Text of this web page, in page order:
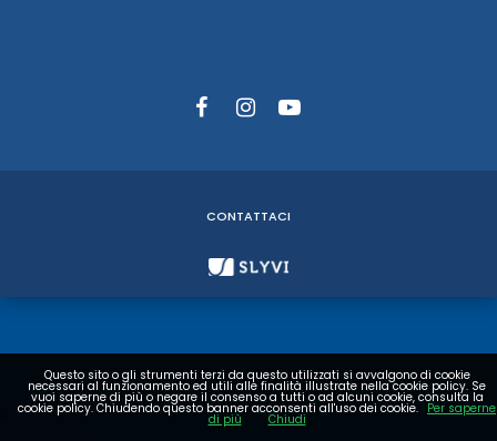
CONTATTACI
Questo sito o gli strumenti terzi da questo utilizzati si avvalgono di cookie
necessari al funzionamento ed utili alle finalità illustrate nella cookie policy. Se
vuoi saperne di più o negare il consenso a tutti o ad alcuni cookie, consulta la
cookie policy. Chiudendo questo banner acconsenti all'uso dei cookie. Per saperne
di più Chiudi